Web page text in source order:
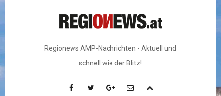
Regionews AMP-Nachrichten - Aktuell und
schnell wie der Blitz!